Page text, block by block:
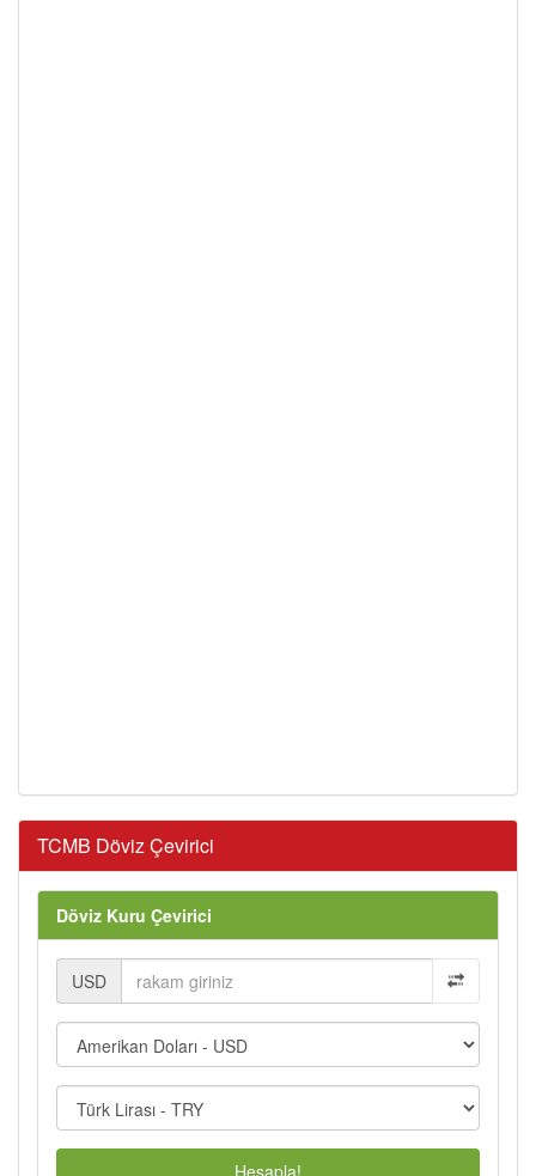
TCMB Döviz Çevirici
Döviz Kuru Çevirici
USD
Hesapla!